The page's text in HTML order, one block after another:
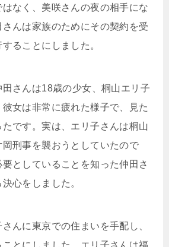
なく、美咲さんの夜の相手にな
んは家族のためにその契約を受
ることにしました。
さんは18歳の少女、桐山エリ子
女は非常に疲れた様子で、見た
です。実は、エリ子さんは桐山
刑事を襲おうとしていたので
としていることを知った仲田さ
心をしました。
んに東京での住まいを手配し、
とにしました。エリ子さんは福